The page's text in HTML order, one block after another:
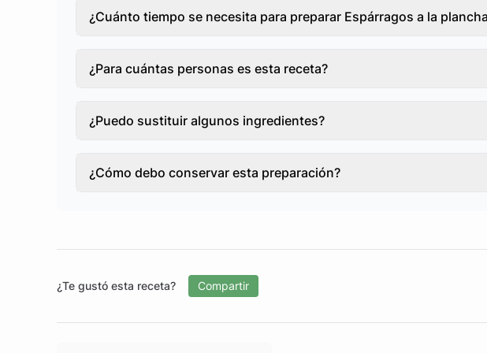
¿Cuánto tiempo se necesita para preparar Espárragos a la
¿Para cuántas personas es esta receta?
¿Puedo sustituir algunos ingredientes?
¿Cómo debo conservar esta preparación?
¿Te gustó esta receta? Compartir